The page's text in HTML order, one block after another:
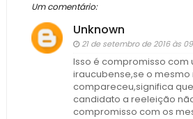
Um comentário:
Unknown
21 de setembro de 2016 às
Isso é compromisso com
iraucubense,se o mesmo
compareceu,significa
candidato a reeleição
compromisso com os